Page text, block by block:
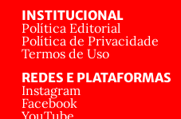
INSTITUCIONAL
Política Editorial
Política de Privacidade
Termos de Uso
REDES E PLATAFORMAS
Instagram
Facebook
YouTube